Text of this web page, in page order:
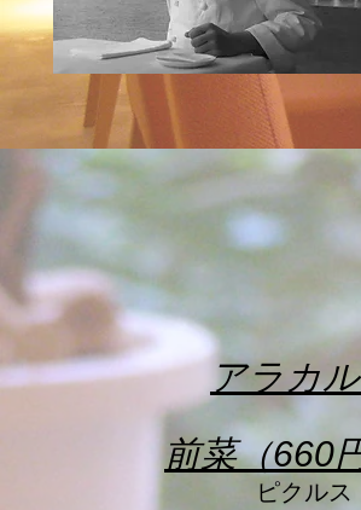
アラ カ
前菜（660
ピクルス